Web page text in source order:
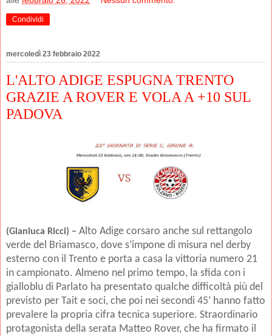
Condividi
mercoledì 23 febbraio 2022
L'ALTO ADIGE ESPUGNA TRENTO
GRAZIE A ROVER E VOLA A +10 SUL
PADOVA
(Gianluca Ricci) – Alto Adige corsaro anche sul rettangolo
verde del Briamasco, dove s’impone di misura nel derby
esterno con il Trento e porta a casa la vittoria numero 21
in campionato. Almeno nel primo tempo, la sfida con i
gialloblu di Parlato ha presentato qualche difficoltà più del
previsto per Tait e soci, che poi nei secondi 45’ hanno fatto
prevalere la propria cifra tecnica superiore. Straordinario
protagonista della serata Matteo Rover, che ha firmato il